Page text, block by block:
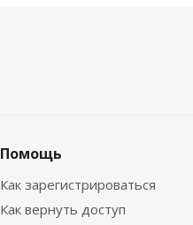
Помощь
Как зарегистрироваться
Как вернуть доступ